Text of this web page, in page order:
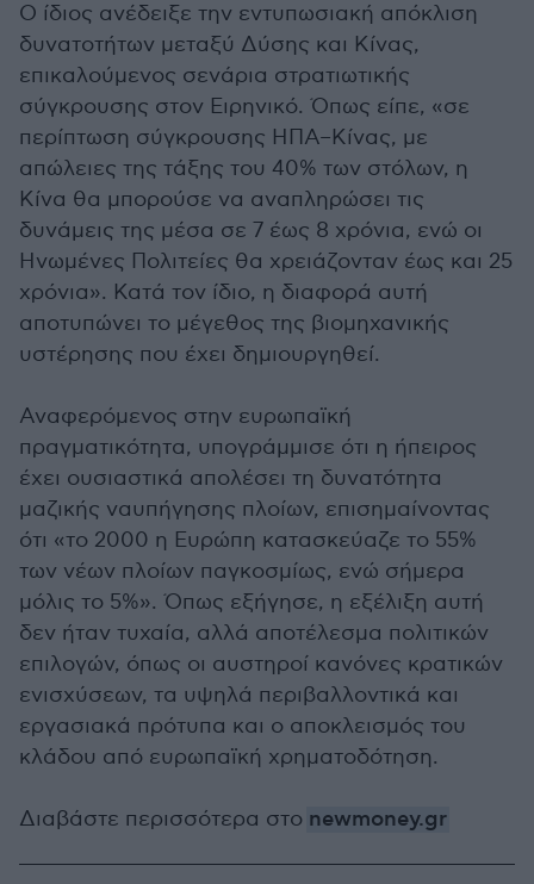
Ο ίδιος ανέδειξε την εντυπωσιακή απόκλιση
δυνατοτήτων μεταξύ Δύσης και Κίνας,
επικαλούμενος σενάρια στρατιωτικής
σύγκρουσης στον Ειρηνικό. Όπως είπε, «σε
περίπτωση σύγκρουσης ΗΠΑ–Κίνας, με
απώλειες της τάξης του 40% των στόλων, η
Κίνα θα μπορούσε να αναπληρώσει τις
δυνάμεις της μέσα σε 7 έως 8 χρόνια, ενώ οι
Ηνωμένες Πολιτείες θα χρειάζονταν έως και 25
χρόνια». Κατά τον ίδιο, η διαφορά αυτή
αποτυπώνει το μέγεθος της βιομηχανικής
υστέρησης που έχει δημιουργηθεί.
Αναφερόμενος στην ευρωπαϊκή
πραγματικότητα, υπογράμμισε ότι η ήπειρος
έχει ουσιαστικά απολέσει τη δυνατότητα
μαζικής ναυπήγησης πλοίων, επισημαίνοντας
ότι «το 2000 η Ευρώπη κατασκεύαζε το 55%
των νέων πλοίων παγκοσμίως, ενώ σήμερα
μόλις το 5%». Όπως εξήγησε, η εξέλιξη αυτή
δεν ήταν τυχαία, αλλά αποτέλεσμα πολιτικών
επιλογών, όπως οι αυστηροί κανόνες κρατικών
ενισχύσεων, τα υψηλά περιβαλλοντικά και
εργασιακά πρότυπα και ο αποκλεισμός του
κλάδου από ευρωπαϊκή χρηματοδότηση.
Διαβάστε περισσότερα στο newmoney.gr